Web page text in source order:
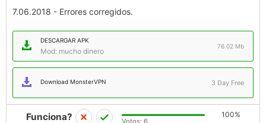
7.06.2018 - Errores corregidos.
DESCARGAR APK
Mod: mucho dinero
76.02 Mb
Download MonsterVPN 3 Day Free
Funciona? 100%
Votos: 6